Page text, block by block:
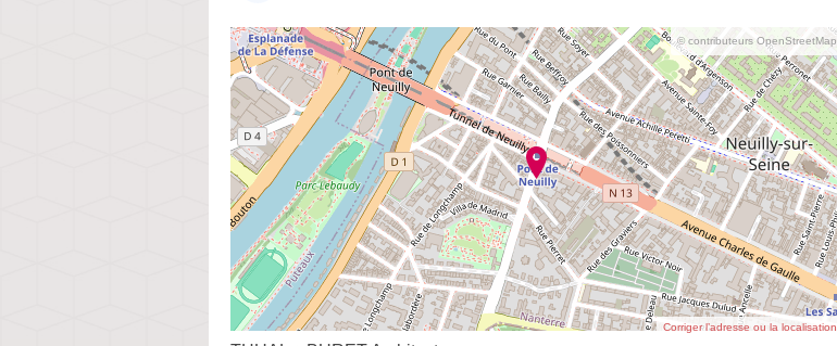
© contributeurs OpenStreetMap
Corriger l’adresse ou la localisation